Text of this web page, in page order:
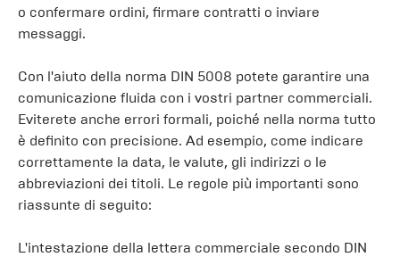
o confermare ordini, firmare contratti o inviare
messaggi.
Con l'aiuto della norma DIN 5008 potete garantire una
comunicazione fluida con i vostri partner commerciali.
Eviterete anche errori formali, poiché nella norma tutto
è definito con precisione. Ad esempio, come indicare
correttamente la data, le valute, gli indirizzi o le
abbreviazioni dei titoli. Le regole più importanti sono
riassunte di seguito:
L'intestazione della lettera commerciale secondo DIN